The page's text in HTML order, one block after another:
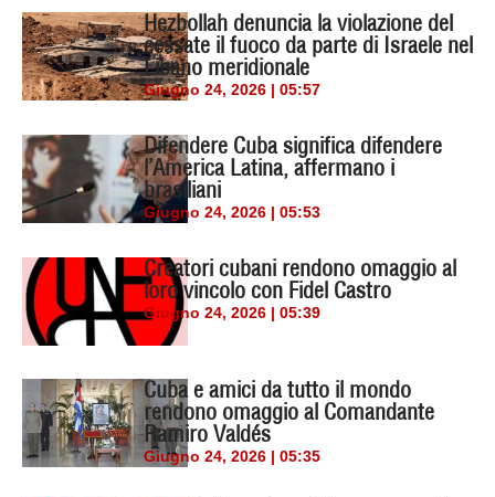
Hezbollah denuncia la violazione del
cessate il fuoco da parte di Israele nel
Libano meridionale
Giugno 24, 2026 | 05:57
Difendere Cuba significa difendere
l’America Latina, affermano i
brasiliani
Giugno 24, 2026 | 05:53
Creatori cubani rendono omaggio al
loro vincolo con Fidel Castro
Giugno 24, 2026 | 05:39
Cuba e amici da tutto il mondo
rendono omaggio al Comandante
Ramiro Valdés
Giugno 24, 2026 | 05:35